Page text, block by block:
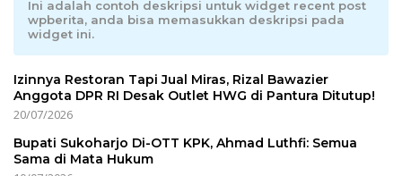
Ini adalah contoh deskripsi untuk widget recent post
wpberita, anda bisa memasukkan deskripsi pada
widget ini.
Izinnya Restoran Tapi Jual Miras, Rizal Bawazier
Anggota DPR RI Desak Outlet HWG di Pantura Ditutup!
20/07/2026
Bupati Sukoharjo Di-OTT KPK, Ahmad Luthfi: Semua
Sama di Mata Hukum